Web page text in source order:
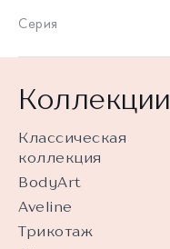
Серия
Коллекции
Классическая
коллекция
BodyArt
Aveline
Трикотаж